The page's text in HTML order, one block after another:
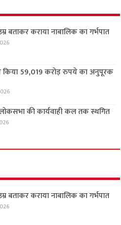
बताकर कराया नाबालिक का गर्भपात
59,019 करोड़ रुपये का अनुपूरक
की कार्यवाही कल तक स्थगित
बताकर कराया नाबालिक का गर्भपात